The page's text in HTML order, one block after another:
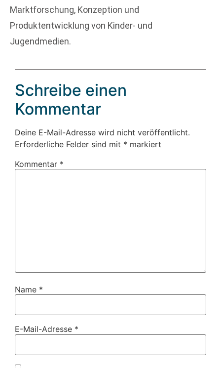
Marktforschung, Konzeption und
Produktentwicklung von Kinder- und
Jugendmedien.
Schreibe einen
Kommentar
Deine E-Mail-Adresse wird nicht veröffentlicht.
Erforderliche Felder sind mit * markiert
Kommentar *
Name *
E-Mail-Adresse *